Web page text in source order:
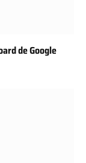
de Google